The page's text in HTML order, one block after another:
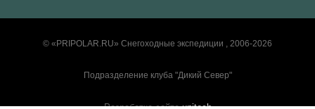
© «PRIPOLAR.RU» Снегоходные экспедиции , 2006-2026
Подразделение клуба "Дикий Север"